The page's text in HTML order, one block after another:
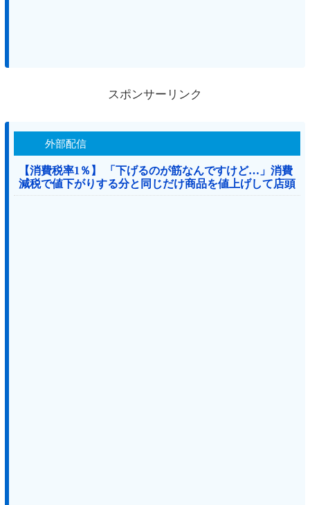
スポンサーリンク
外部配信
【消費税率1％】 「下げるのが筋なんですけど…」消費
減税で値下がりする分と同じだけ商品を値上げして店頭
価格を変えない店も